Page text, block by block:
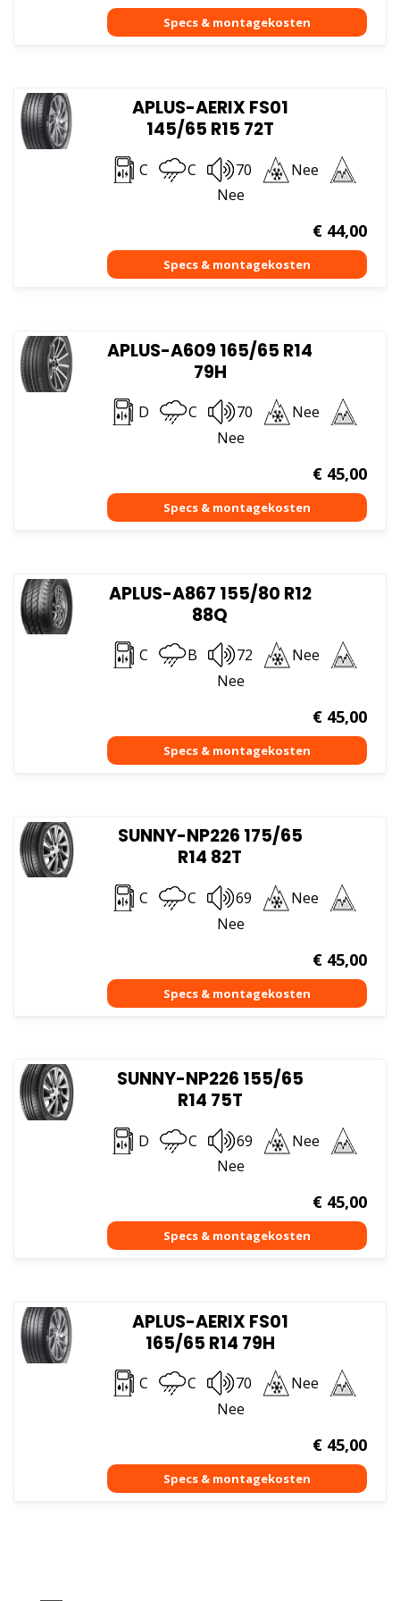
APLUS-AERIX FS01
145/65 R15 72T
C C 70
Nee
Nee
€44,00
APLUS-A609 165/65 R14
79H
D C 70
Nee
Nee
€45,00
APLUS-A867 155/80 R12
88Q
C B 72
Nee
Nee
€45,00
SUNNY-NP226 175/65
R14 82T
C C 69
Nee
Nee
€45,00
SUNNY-NP226 155/65
R14 75T
D C 69
Nee
Nee
€45,00
APLUS-AERIX FS01
165/65 R14 79H
C C 70
Nee
Nee
€45,00